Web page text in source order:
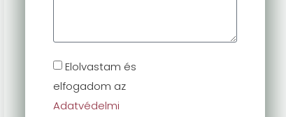
Elolvastam és
elfogadom az
Adatvédelmi